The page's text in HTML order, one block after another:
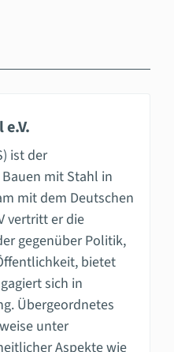
ist der
mit Stahl in
mit dem Deutschen
vertritt er die
gegenüber Politik,
bietet
sich in
Übergeordnetes
unter
Aspekte wie